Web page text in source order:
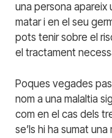
una persona apareix
matar i en el seu
pots tenir sobre el
el tractament
Poques vegades
nom a una malaltia
com en el cas dels
se’ls hi ha sumat